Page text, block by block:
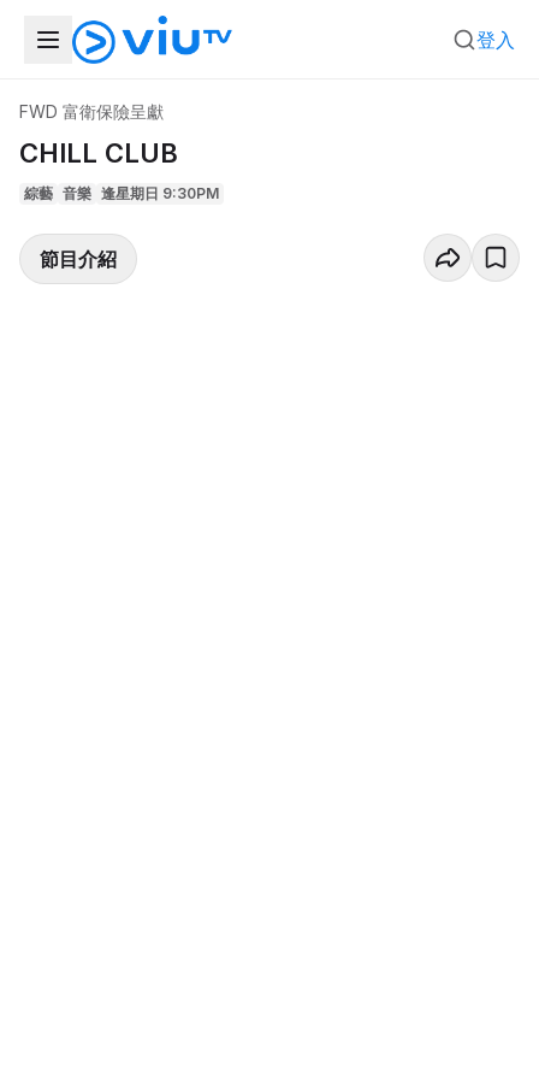
登入
FWD 富衛保險呈獻
CHILL CLUB
綜藝 音樂 逢星期日 9:30PM
節目介紹